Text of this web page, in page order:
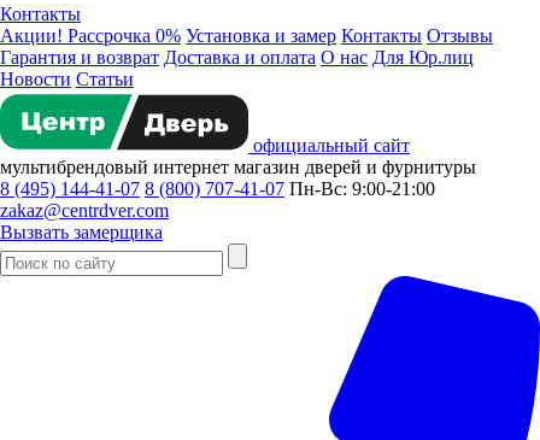
Контакты
Акции! Рассрочка 0% Установка и замер Контакты Отзывы
Гарантия и возврат Доставка и оплата О нас Для Юр.лиц
Новости Статьи
официальный сайт
мультибрендовый интернет магазин дверей и фурнитуры
8 (495) 144-41-07 8 (800) 707-41-07 Пн-Вс: 9:00-21:00
zakaz@centrdver.com
Вызвать замерщика